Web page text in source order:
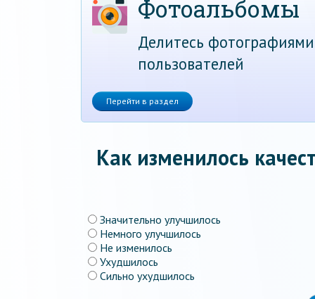
Фотоальбомы
Делитесь
пользователей
Перейти в раздел
Как изменилось
Значительно улучшилось
Немного улучшилось
Не изменилось
Ухудшилось
Сильно ухудшилось